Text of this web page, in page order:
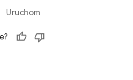
Uruchom